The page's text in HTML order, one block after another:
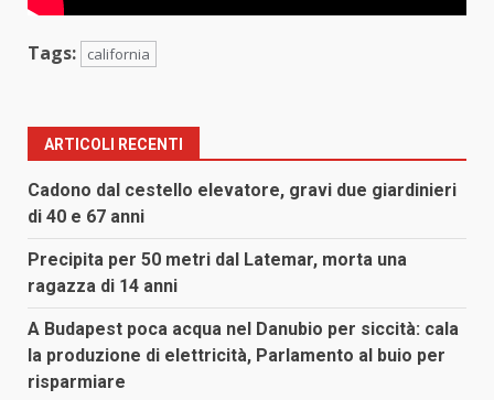
Tags: california
ARTICOLI RECENTI
Cadono dal cestello elevatore, gravi due giardinieri
di 40 e 67 anni
Precipita per 50 metri dal Latemar, morta una
ragazza di 14 anni
A Budapest poca acqua nel Danubio per siccità: cala
la produzione di elettricità, Parlamento al buio per
risparmiare